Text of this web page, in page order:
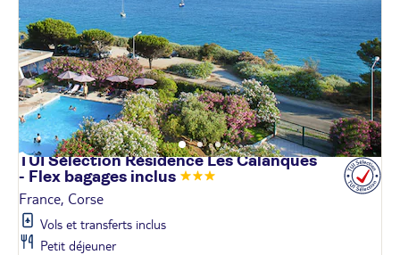
TUI Sélection Résidence Les Calanques
- Flex bagages inclus
France, Corse
Vols et transferts inclus
Petit déjeuner